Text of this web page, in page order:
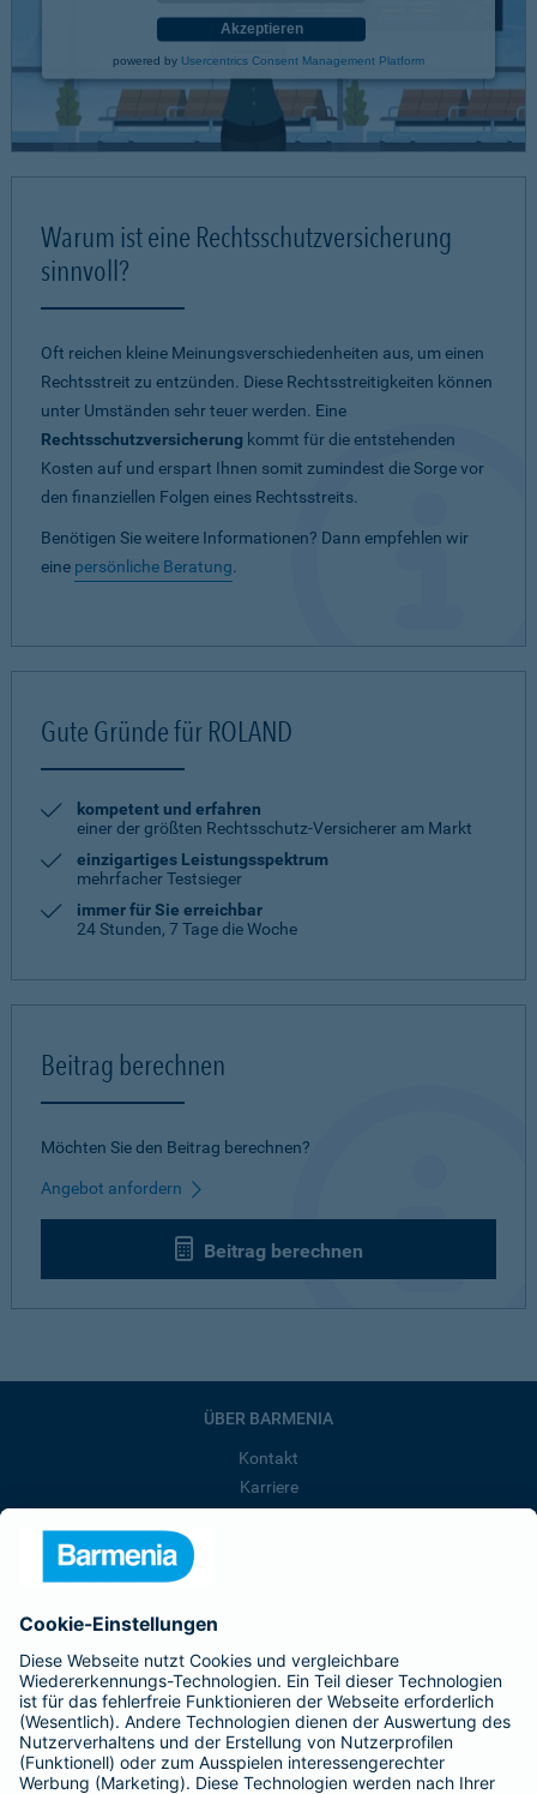
Akzeptieren
powered by Usercentrics Consent Management Platform
Warum ist eine Rechtsschutzversicherung
sinnvoll?
Oft reichen kleine Meinungsverschiedenheiten aus, um einen
Rechtsstreit zu entzünden. Diese Rechtsstreitigkeiten können
unter Umständen sehr teuer werden. Eine
Rechtsschutzversicherung kommt für die entstehenden
Kosten auf und erspart Ihnen somit zumindest die Sorge vor
den finanziellen Folgen eines Rechtsstreits.
Benötigen Sie weitere Informationen? Dann empfehlen wir
eine persönliche Beratung.
Gute Gründe für ROLAND
kompetent und erfahren
einer der größten Rechtsschutz-Versicherer am Markt
einzigartiges Leistungsspektrum
mehrfacher Testsieger
immer für Sie erreichbar
24 Stunden, 7 Tage die Woche
Beitrag berechnen
Möchten Sie den Beitrag berechnen?
Angebot anfordern
Beitrag berechnen
ÜBER BARMENIA
Kontakt
Karriere
Barmenia ist Teil der BarmeniaGothaer
BELIEBTE SEITEN
Kranken-Zusatzversicherung
Tierversicherungen
Haftpflichtversicherung